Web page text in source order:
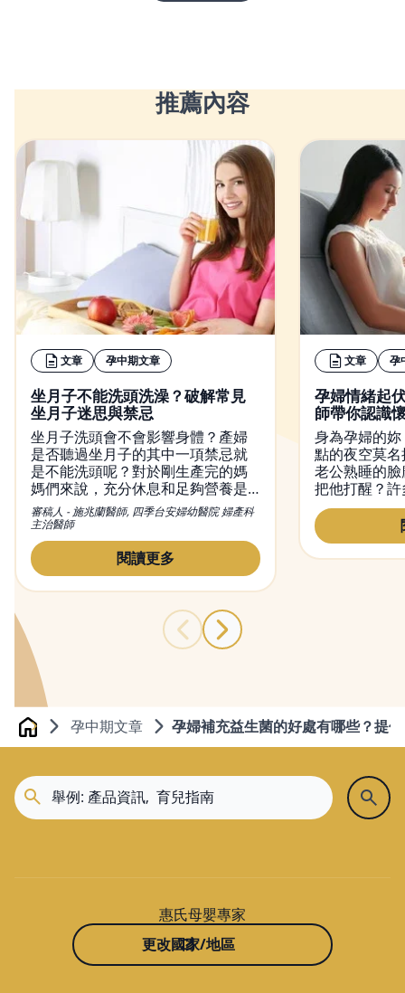
推薦內容
文章 孕中期文章
坐月子不能洗頭洗澡？破解常見
坐月子迷思與禁忌
坐月子洗頭會不會影響身體？產婦
是否聽過坐月子的其中一項禁忌就
是不能洗頭呢？對於剛生產完的媽
媽們來說，充分休息和足夠營養是
不可或缺的，而華人特有的坐月子
觀念，便是希望產婦能在這段期間
內好好休息恢復身體。隨時代改
變，觀念也不同了，本文將說明坐
月子洗頭的問題、坐月子注意事項
與禁忌，幫媽媽們解惑！
審稿人 - 施兆蘭醫師, 四季台安婦幼醫院 婦產科
主治醫師
閱讀更多
文章 孕
孕婦情緒起
師帶你認識
身為孕婦的
點的夜空莫
老公熟睡的
把他打醒？
緒困擾，從
往不曾出現
搞不懂自己
Home 孕中期文章 孕婦補充益生菌的好處有哪些？提
惠氏母嬰專家
更改國家/地區